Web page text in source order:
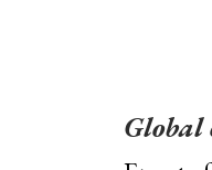
Global